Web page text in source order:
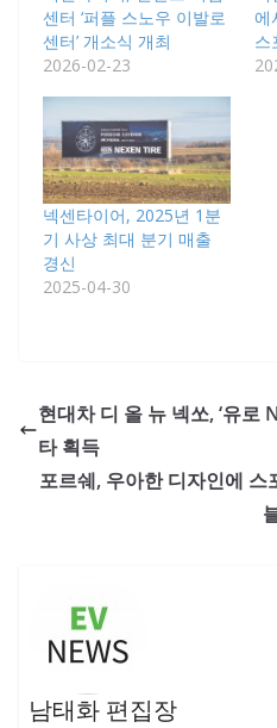
센터 ‘퍼플 스노우 이발로
센터’ 개소식 개최
2026-02-23
에
스
넥센타이어, 2025년 1분
기 사상 최대 분기 매출
경신
2025-04-30
현대차 디 올 뉴 넥쏘, ‘유로
타 획득
포르쉐, 우아한 디자인에 스
남태화 편집장